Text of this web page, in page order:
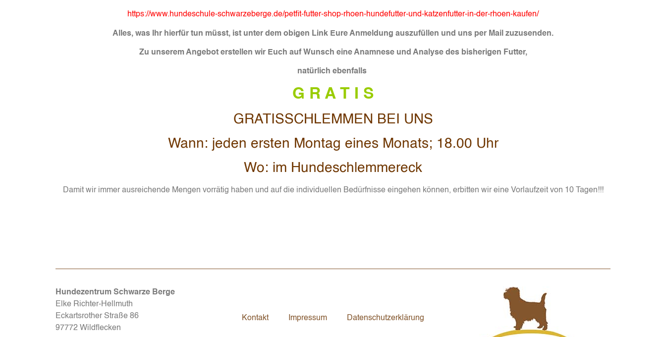
https://www.hundeschule-schwarzeberge.de/petfit-futter-shop-rhoen-hundefutter-und-katzenfutter-in-der-rhoen-kaufen/
Alles, was Ihr hierfür tun müsst, ist unter dem obigen Link Eure Anmeldung auszufüllen und uns per Mail zuzusenden.
Zu unserem Angebot erstellen wir Euch auf Wunsch eine Anamnese und Analyse des bisherigen Futter,
natürlich ebenfalls
G R A T I S
GRATISSCHLEMMEN BEI UNS
Wann: jeden ersten Montag eines Monats; 18.00 Uhr
Wo: im Hundeschlemmereck
Damit wir immer ausreichende Mengen vorrätig haben und auf die individuellen Bedürfnisse eingehen können, erbitten wir eine Vorlaufzeit von 10 Tagen!!!
Hundezentrum Schwarze Berge
Elke Richter-Hellmuth
Eckartsrother Straße 86
97772 Wildflecken
Kontakt Impressum Datenschutzerklärung